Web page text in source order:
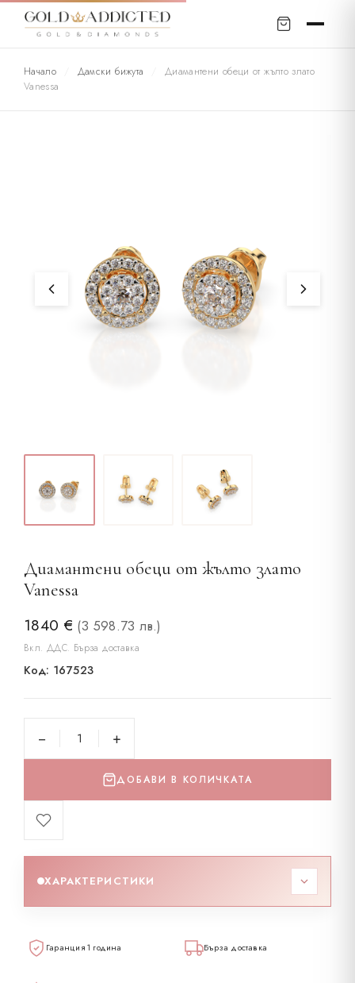
Начало Дамски бижута
Диамантени обеци от жълто злато
Vanessa
Диамантени обеци от жълто злато
Vanessa
1840 € (3 598.73 лв.)
Вкл. ДДС. Бърза доставка
Код: 167523
− +
ДОБАВИ В КОЛИЧКАТА
ХАРАКТЕРИСТИКИ
Гаранция 1 година Бърза доставка